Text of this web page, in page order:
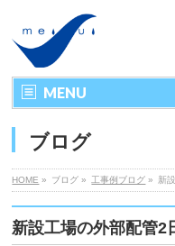
MENU
ブログ
HOME » ブログ » 工事例ブログ » 新
新設工場の外部配管2